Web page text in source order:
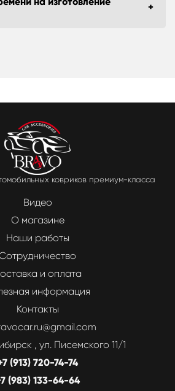
ковриков премиум-класса
Видео
О магазине
Наши работы
и оплата
информация
Контакты
, ул. Писемского 11/1
(913) 720-74-74
(983) 133-64-64